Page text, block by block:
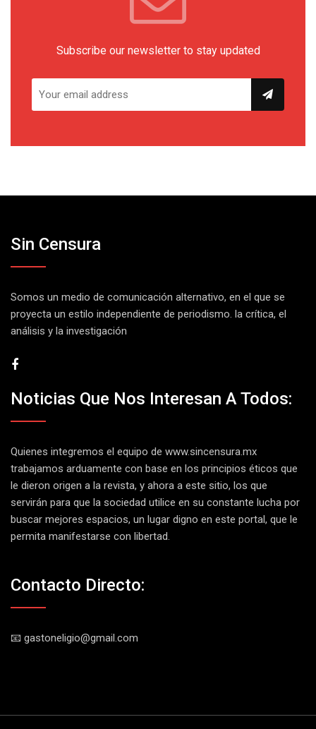
Subscribe our newsletter to stay updated
Sin Censura
Somos un medio de comunicación alternativo, en el que se
proyecta un estilo independiente de periodismo. la crítica, el
análisis y la investigación
Noticias Que Nos Interesan A Todos:
Quienes integremos el equipo de www.sincensura.mx
trabajamos arduamente con base en los principios éticos que
le dieron origen a la revista, y ahora a este sitio, los que
servirán para que la sociedad utilice en su constante lucha por
buscar mejores espacios, un lugar digno en este portal, que le
permita manifestarse con libertad.
Contacto Directo:
📧 gastoneligio@gmail.com